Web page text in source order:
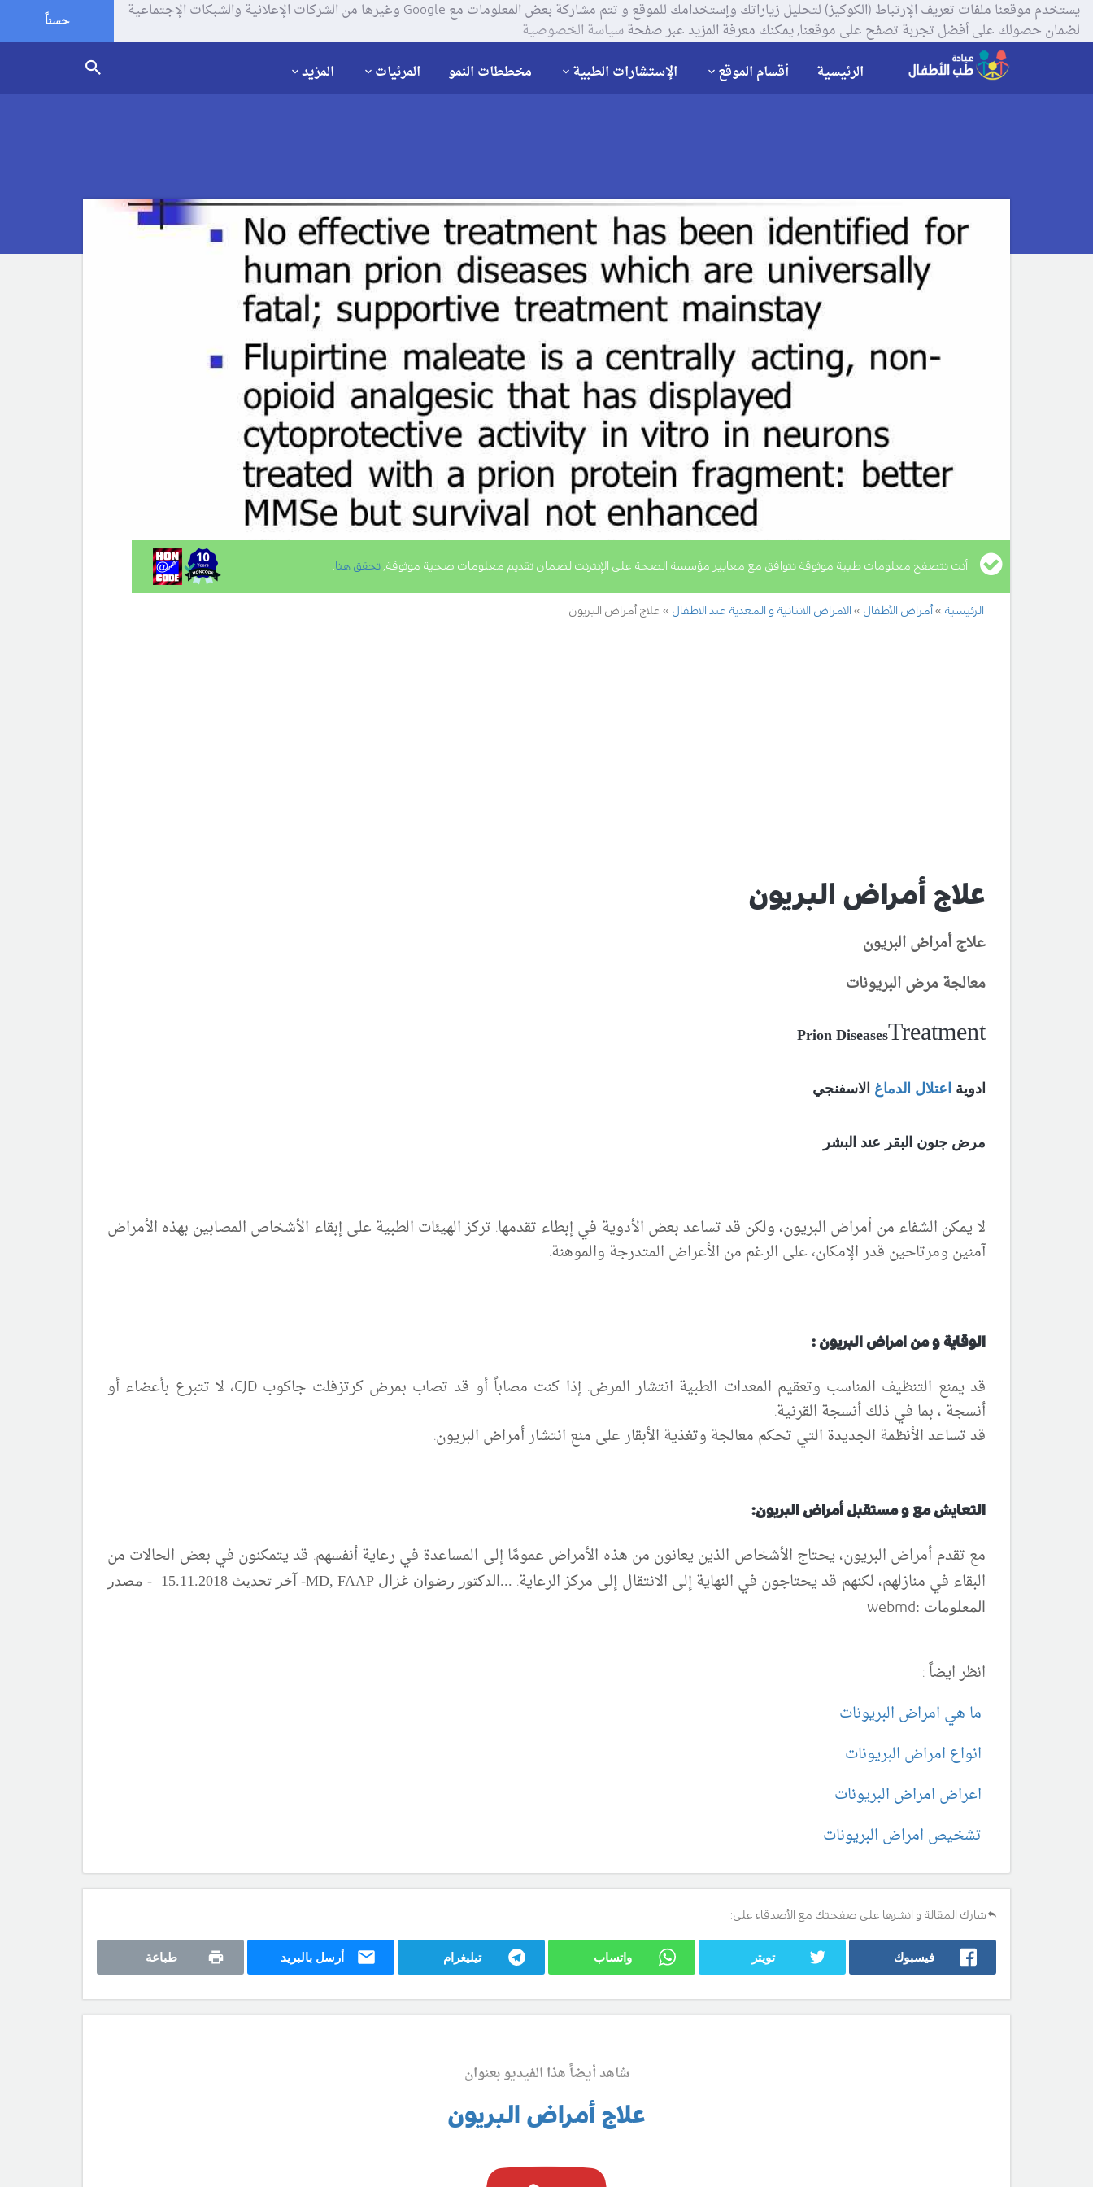
يستخدم موقعنا ملفات تعريف الإرتباط (الكوكيز) لتحليل زياراتك وإستخدامك للموقع و تتم مشاركة بعض المعلومات مع Google وغيرها من الشركات الإعلانية والشبكات الإجتماعية
لضمان حصولك على أفضل تجربة تصفح على موقعنا, يمكنك معرفة المزيد عبر صفحةسياسة الخصوصية حسناً
الرئيسية أقسام الموقع الإستشارات الطبية مخططات النمو المرئيات المزيد
أنت تتصفح معلومات طبية موثوقة تتوافق مع معايير مؤسسة الصحة على الإنترنت لضمان تقديم معلومات صحية موثوقة, تحقق هنا.
الرئيسية أمراض الأطفال الامراض الانتانية و المعدية عند الاطفال علاج أمراض البريون
علاج أمراض البريون
علاجأمراض البريون
معالجةمرض البريونات
Prion DiseasesTreatment
ادوية اعتلال الدماغ الاسفنجي
مرض جنون البقر عند البشر
لا يمكن الشفاء من أمراض البريون، ولكن قد تساعد بعض الأدوية في إبطاء تقدمها. تركز الهيئات الطبية على إبقاء الأشخاص المصابين بهذه الأمراض
آمنين ومرتاحين قدر الإمكان، على الرغم من الأعراض المتدرجة والموهنة.
الوقاية و من امراض البريون :
قد يمنع التنظيف المناسب وتعقيم المعدات الطبية انتشار المرض. إذا كنت مصاباً أو قد تصاب بمرض كرتزفلت جاكوب CJD، لا تتبرع بأعضاء أو
أنسجة ، بما في ذلك أنسجة القرنية.
قد تساعد الأنظمة الجديدة التي تحكم معالجة وتغذية الأبقار على منع انتشار أمراض البريون.
التعايش مع و مستقبل أمراض البريون:
مع تقدم أمراض البريون، يحتاج الأشخاص الذين يعانون من هذه الأمراض عمومًا إلى المساعدة في رعاية أنفسهم. قد يتمكنون في بعض الحالات من
البقاء في منازلهم، لكنهم قد يحتاجون في النهاية إلى الانتقال إلى مركز الرعاية. .
..الدكتور رضوان غزال MD, FAAP
- آخر تحديث 15.
1 1.20
18 - مصدر
المعلومات :webmd
انظر ايضاً :
ما هي امراض البريونات
انواع امراض البريونات
اعراض امراض البريونات
تشخيص امراض البريونات
شارك المقالة و انشرها على صفحتك مع الأصدقاء على:
فيسبوك تويتر واتساب تيليغرام أرسل بالبريد طباعة
شاهد أيضاً هذا الفيديو بعنوان
علاج أمراض البريون